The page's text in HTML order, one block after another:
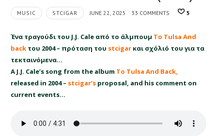
MUSIC STCIGAR JUNE 22, 2025 33 COMMENTS 5
Ένα τραγούδι του J.J. Cale από το άλμπουμ To Tulsa And
back του 2004 – πρόταση του stcigar και σχόλιό του για τα
τεκταινόμενα…
A J.J. Cale’s song from the album To Tulsa And Βack,
released in 2004 – stcigar’s proposal, and his comment on
current events…